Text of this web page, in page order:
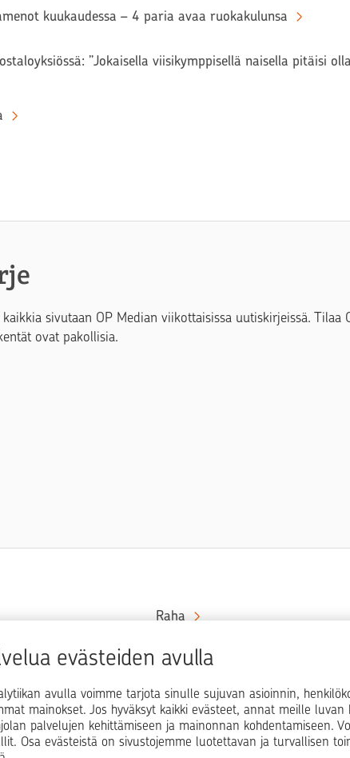
evästeiden avulla
avulla voimme tarjota sinulle sujuvan asioinnin,
mainokset. Jos hyväksyt kaikki evästeet, annat meille luvan
palvelujen kehittämiseen ja mainonnan kohdentamiseen.
Osa evästeistä on sivustojemme luotettavan ja turvallisen
kuukaudessa – 4 paria avaa ruokakulunsa
”Jokaisella viisikymppisellä naisella pitäisi
sivutaan OP Median viikottaisissa uutiskirjeissä. Tilaa
ovat pakollisia.
Raha
Yrityselämä
Blogit ja puheenvuorot